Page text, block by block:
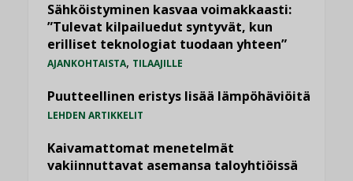
Sähköistyminen kasvaa voimakkaasti:
”Tulevat kilpailuedut syntyvät, kun
erilliset teknologiat tuodaan yhteen”
AJANKOHTAISTA, TILAAJILLE
Puutteellinen eristys lisää lämpöhäviöitä
LEHDEN ARTIKKELIT
Kaivamattomat menetelmät
vakiinnuttavat asemansa taloyhtiöissä